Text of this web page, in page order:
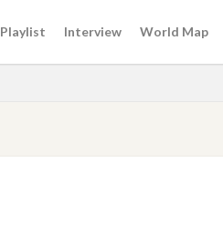
Playlist Interview World Map